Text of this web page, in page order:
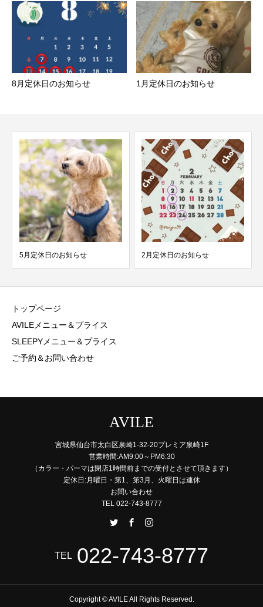
8月定休日のお知らせ 1月定休日のお知らせ
5月定休日のお知らせ 2月定休日のお知らせ
トップページ
AVILEメニュー＆プライス
SLEEPYメニュー＆プライス
ご予約＆お問い合わせ
AVILE
宮城県仙台市太白区泉崎1-32-20プレミア泉崎1F
営業時間:AM9:00～PM6:30
（カラー・パーマは閉店1時間前までの受付とさせて頂きます）
定休日:月曜日・第1、第3月、火曜日は連休
お問い合わせ
TEL 022-743-8777
TEL 022-743-8777
Copyright © AVILE All Rights Reserved.